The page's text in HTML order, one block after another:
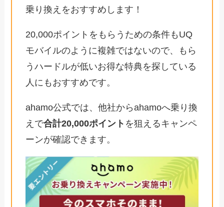
乗り換えをおすすめします！
20,000ポイントをもらうための条件もUQ
モバイルのように複雑ではないので、もら
うハードルが低いお得な特典を探している
人にもおすすめです。
ahamo公式では、他社からahamoへ乗り換
えで合計20,000ポイント を狙えるキャンペ
ーンが確認できます。